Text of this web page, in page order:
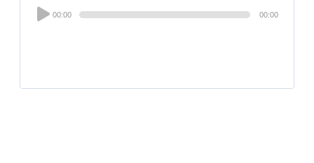
Audio
Player
00:00 00:00